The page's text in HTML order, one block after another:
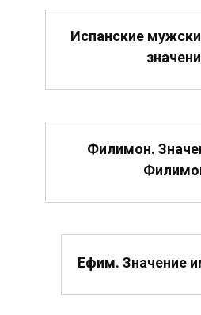
Испанские
Филимон.
Ефим. Значение